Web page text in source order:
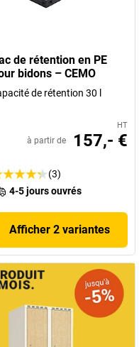
professionnelle qu'il vous
de rétention en PE
bidons – CEMO
de rétention 30 l
HT
à partir de 157,- €
(3)
4-5 jours ouvrés
Afficher 2 variantes